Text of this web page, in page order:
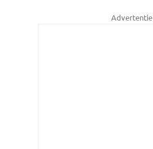
Advertentie